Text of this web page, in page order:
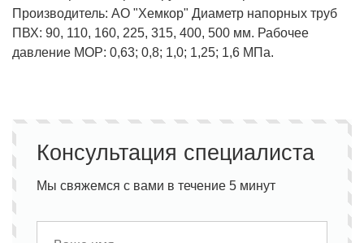
Производитель: АО "Хемкор" Диаметр напорных труб
ПВХ: 90, 110, 160, 225, 315, 400, 500 мм. Рабочее
давление MOP: 0,63; 0,8; 1,0; 1,25; 1,6 МПа.
Консультация специалиста
Мы свяжемся с вами в течение 5 минут